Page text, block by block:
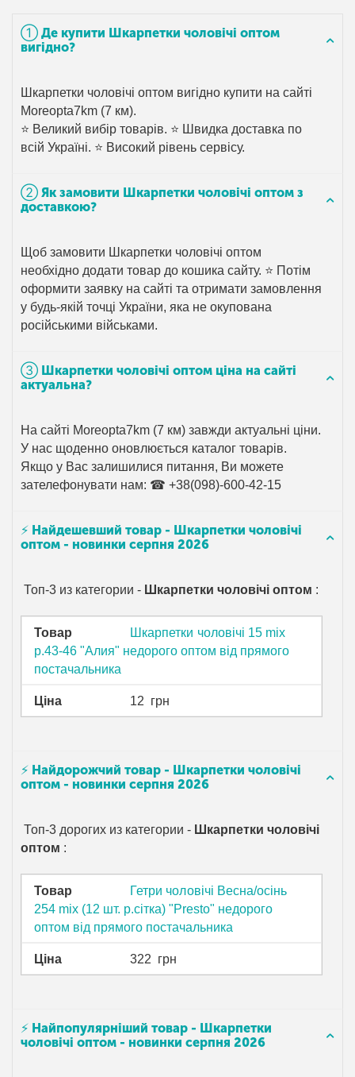
➀ Де купити Шкарпетки чоловічі оптом
вигідно?
Шкарпетки чоловічі оптом вигідно купити на сайті
Moreopta7km (7 км).
⭐ Великий вибір товарів. ⭐ Швидка доставка по
всій Україні. ⭐ Високий рівень сервісу.
➁ Як замовити Шкарпетки чоловічі оптом з
доставкою?
Щоб замовити Шкарпетки чоловічі оптом
необхідно додати товар до кошика сайту. ⭐ Потім
оформити заявку на сайті та отримати замовлення
у будь-якій точці України, яка не окупована
російськими військами.
➂ Шкарпетки чоловічі оптом ціна на сайті
актуальна?
На сайті Moreopta7km (7 км) завжди актуальні ціни.
У нас щоденно оновлюється каталог товарів.
Якщо у Вас залишилися питання, Ви можете
зателефонувати нам: ☎ +38(098)-600-42-15
⚡ Найдешевший товар - Шкарпетки чоловічі
оптом - новинки серпня 2026
Топ-3 из категории - Шкарпетки чоловічі оптом :
Товар
Шкарпетки чоловічі 15 mix
р.43-46 "Алия" недорого оптом від прямого
постачальника
Ціна 12 грн
⚡ Найдорожчий товар - Шкарпетки чоловічі
оптом - новинки серпня 2026
Топ-3 дорогих из категории - Шкарпетки чоловічі
оптом :
Товар
Гетри чоловічі Весна/осінь
254 mix (12 шт. р.сітка) "Presto" недорого
оптом від прямого постачальника
Ціна 322 грн
⚡ Найпопулярніший товар - Шкарпетки
чоловічі оптом - новинки серпня 2026